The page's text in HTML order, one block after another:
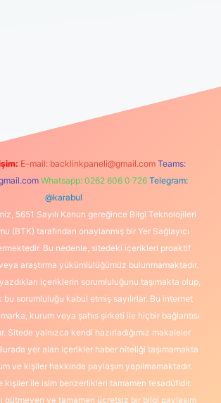
elexbetgiris.org
E-mail: backlinkpaneli@gmail.com Teams:
Whatsapp: 0262 606 0 726 Telegram:
@karabul
5651 Sayılı Kanun gereğince Bilgi Teknolojileri
(BTK) tarafından onaylanmış bir Yer Sağlayıcı
Bu nedenle, sitedeki içerikleri proaktif
araştırma yükümlülüğümüz bulunmamaktadır.
içeriklerin sorumluluğunu taşımakta olup,
sorumluluğu kabul etmiş sayılırlar. Bu internet
kurum veya şahıs şirketi ile hiçbir bağlantısı
Sitede yalnızca kendi hazırladığımız makaleler
yer alan içerikler haber niteliği taşımamakta
ve kişiler hakkında paylaşım yapılmamaktadır.
kişiler ile isim benzerlikleri tamamen tesadüfidir.
gütmeyen ve tamamen ücretsiz bir bilgi paylaşım